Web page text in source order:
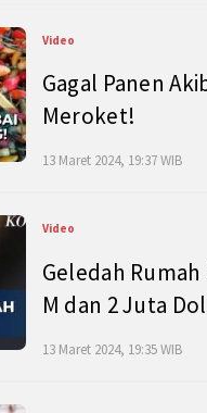
Video
Gagal Panen
Meroket!
13 Maret 2024, 19:37 WIB
Video
Geledah
M dan 2 Juta
13 Maret 2024, 19:35 WIB